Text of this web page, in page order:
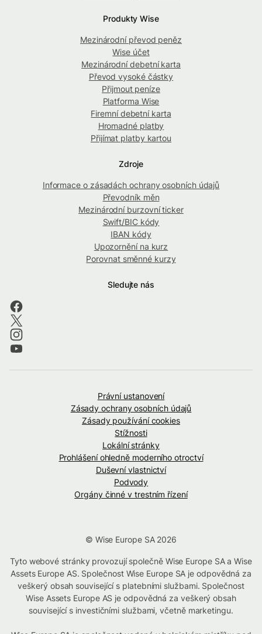
Produkty Wise
Mezinárodní převod peněz
Wise účet
Mezinárodní debetní karta
Převod vysoké částky
Přijmout peníze
Platforma Wise
Firemní debetní karta
Hromadné platby
Přijímat platby kartou
Zdroje
Informace o zásadách ochrany osobních údajů
Převodník měn
Mezinárodní burzovní ticker
Swift/BIC kódy
IBAN kódy
Upozornění na kurz
Porovnat směnné kurzy
Sledujte nás
Právní ustanovení
Zásady ochrany osobních údajů
Zásady používání cookies
Stížnosti
Lokální stránky
Prohlášení ohledně moderního otroctví
Duševní vlastnictví
Podvody
Orgány činné v trestním řízení
© Wise Europe SA 2026
Tyto webové stránky provozují společně Wise Europe SA a Wise
Assets Europe AS. Společnost Wise Europe SA je odpovědná za
veškerý obsah související s platebními službami. Společnost
Wise Assets Europe AS je odpovědná za veškerý obsah
související s investičními službami, včetně marketingu.